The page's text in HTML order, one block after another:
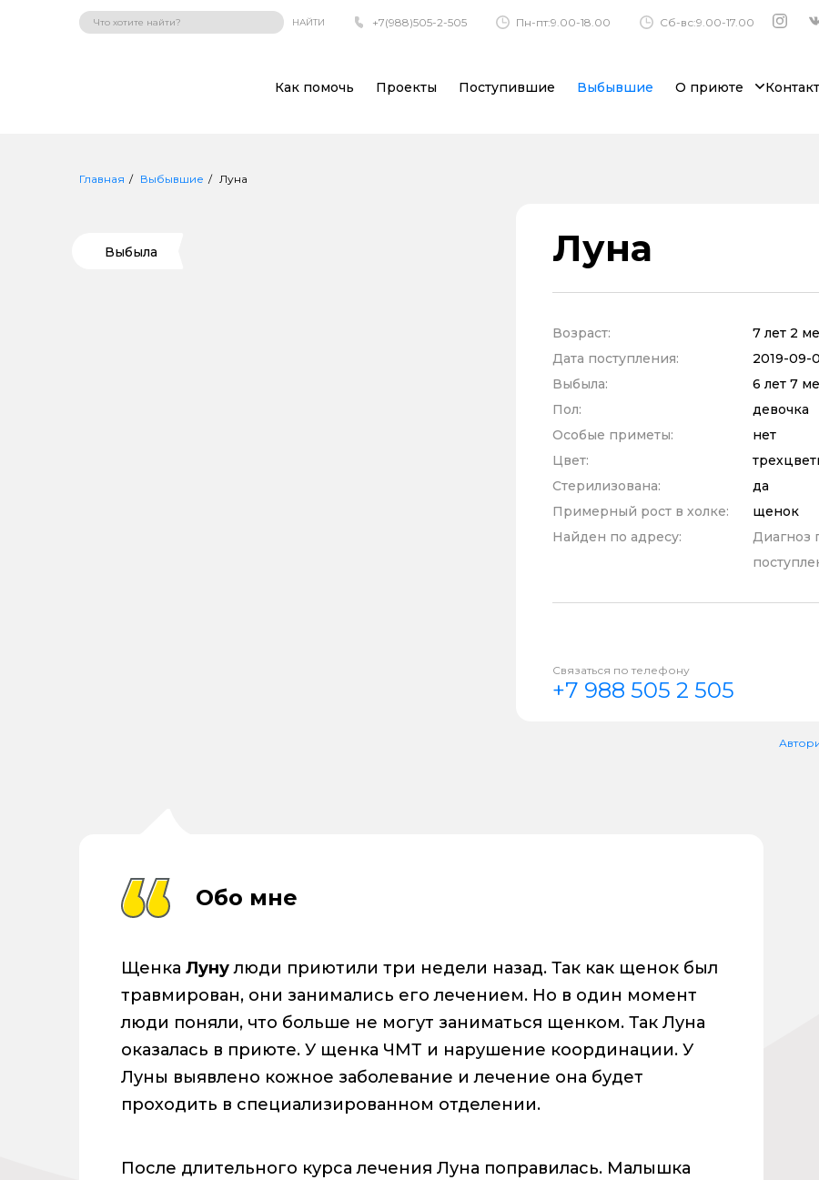
НАЙТИ +7(988)505-2-505 Пн-пт:9.00-18.00 Сб-вс:9.00-17.00
Как помочь Проекты Поступившие Выбывшие О приюте
Главная Выбывшие Луна
Выбыла Луна
Возраст:
7 лет 2
Дата поступления:
2019-09-
Выбыла:
6 лет 7
Пол:
девочка
Особые приметы:
нет
Цвет:
Стерилизована:
да
Примерный рост в холке:
щенок
Найден по адресу:
Диагноз
Связаться по телефону
+7 988 505 2 505
Обо мне
Щенка Лунулюди приютили три недели назад. Так как щенок был
травмирован, они занимались его лечением. Но в один момент
люди поняли, что больше не могут заниматься щенком. Так Луна
оказалась в приюте. У щенка ЧМТ и нарушение координации. У
Луны выявлено кожное заболевание и лечение она будет
проходить в специализированном отделении.
После длительного курса лечения Луна поправилась. Малышка